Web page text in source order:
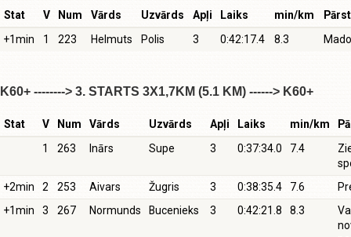
Stat V Num Vārds Uzvārds Apļi Laiks min/km
+1min
1 223 Helmuts Polis 3 0:42:17.4 8.3
K60+ --------> 3. STARTS 3X1,7KM (5.1 KM) ------> K60+
Stat V Num Vārds Uzvārds Apļi Laiks min/km
1
263 Inārs Supe 3 0:37:34.0 7.4
+2min
2 253 Aivars Žugris 3 0:38:35.4 7.6
+1min
3 267 Normunds Bucenieks 3 0:42:21.8 8.3